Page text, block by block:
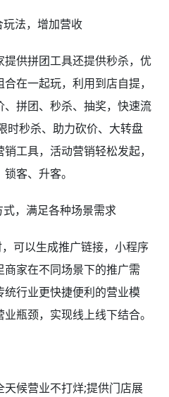
法，增加营收
供拼团工具还提供秒杀，优
在一起玩，利用到店自提，
拼团、秒杀、抽奖，快速流
时秒杀、助力砍价、大转盘
工具，活动营销轻松发起，
客、升客。
，满足各种场景需求
可以生成推广链接，小程序
家在不同场景下的推广需
行业更快捷便利的营业模
瓶颈，实现线上线下结合。
候营业不打烊;提供门店展